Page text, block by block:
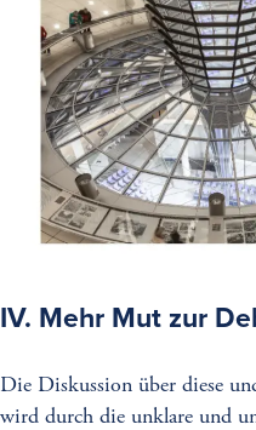
IV. Mehr Mut zur
Die Diskussion über diese
wird durch die unklare und